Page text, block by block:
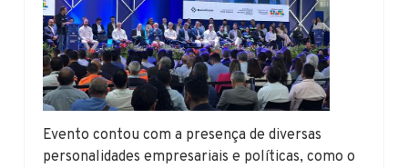
Evento contou com a presença de diversas
personalidades empresariais e políticas, como o